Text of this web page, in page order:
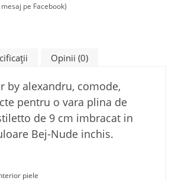
pe Facebook)
Opinii (0)
by alexandru, comode,
pentru o vara plina de
de 9 cm imbracat in
Bej-Nude inchis.
piele